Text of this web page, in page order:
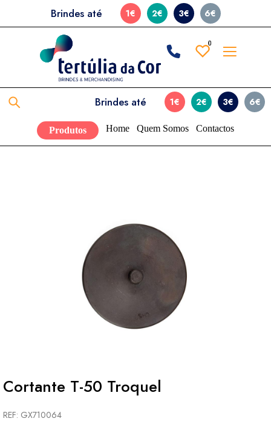
Brindes até 1€ 2€ 3€ 6€
0
0
Brindes até 1€ 2€ 3€ 6€
Produtos Home Quem Somos Contactos
Cortante T-50 Troquel
REF: GX710064